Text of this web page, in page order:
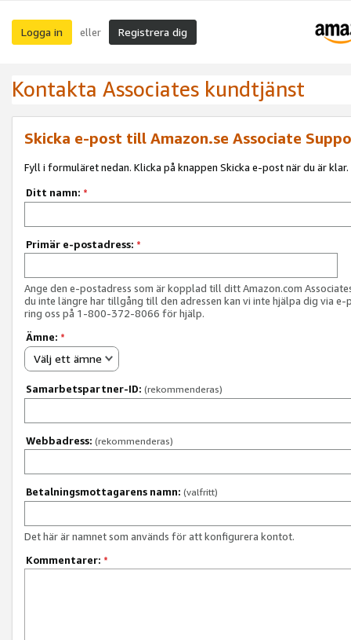
Logga in eller Registrera dig
Kontakta Associates kundtjänst
Skicka e-post till Amazon.se Associate
Fyll i formuläret nedan. Klicka på knappen Skicka e-post när du är klar.
Ditt namn: *
Primär e-postadress: *
Ange den e-postadress som är kopplad till ditt Amazon.com
du inte längre har tillgång till den adressen kan vi inte hjälpa dig via e-
ring oss på 1-800-372-8066 för hjälp.
Ämne: *
Välj ett ämne
Samarbetspartner-ID: (rekommenderas)
Webbadress: (rekommenderas)
Betalningsmottagarens namn: (valfritt)
Det här är namnet som används för att konfigurera kontot.
Kommentarer: *